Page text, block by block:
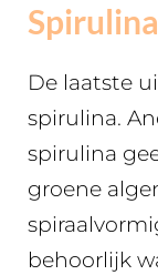
De laatste
spirulina.
spirulina
groene
behoorlijk